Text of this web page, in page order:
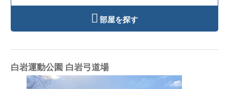
部屋を探す
白岩運動公園 白岩弓道場